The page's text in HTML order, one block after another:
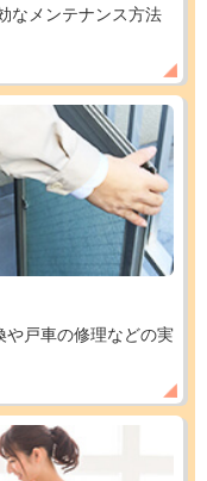
なメンテナンス方法
や戸車の修理などの実